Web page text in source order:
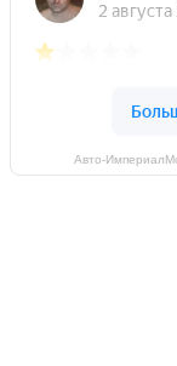
Авто-